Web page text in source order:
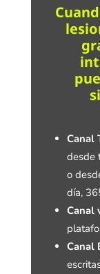
Canal
desde
o
día,
Canal
Canal